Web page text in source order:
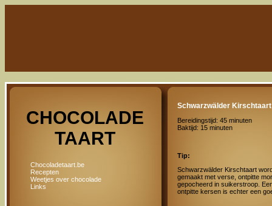
CHOCOLADE
TAART
Chocoladetaart.be
Recepten
Weetjes over chocolade
Links
Schwarzwälder Kirschtaart
Bereidingstijd: 45 minuten
Baktijd: 15 minuten
Tip:
Schwarzwälder Kirschtaart
gemaakt met verse, ontpitte
gepocheerd in suikerstroop.
ontpitte kersen is echter een